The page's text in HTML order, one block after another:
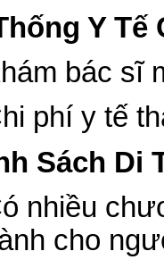
Y Tế
bác sĩ
phí y tế
Sách Di
nhiều
cho